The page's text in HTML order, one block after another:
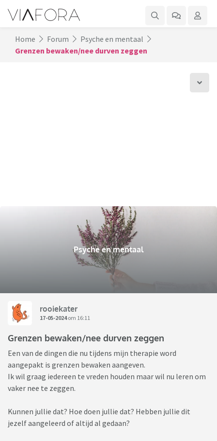
Home Forum
Psyche en mentaal
Grenzen bewaken/nee durven zeggen
Psyche en mentaal
rooiekater
17-05-2024om 16:11
Grenzen bewaken/nee durven zeggen
Een van de dingen die nu tijdens mijn therapie word
aangepakt is grenzen bewaken aangeven.
Ik wil graag iedereen te vreden houden maar wil nu leren om
vaker nee te zeggen.
Kunnen jullie dat? Hoe doen jullie dat? Hebben jullie dit
jezelf aangeleerd of altijd al gedaan?